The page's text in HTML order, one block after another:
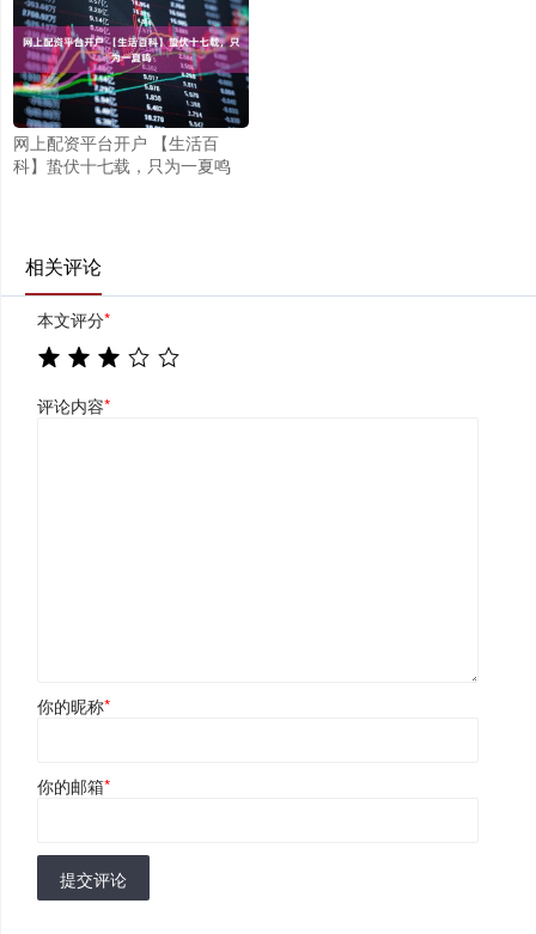
网上配资平台开户 【生活百
科】蛰伏十七载，只为一夏鸣
相关评论
本文评分*
评论内容*
你的昵称*
你的邮箱*
提交评论